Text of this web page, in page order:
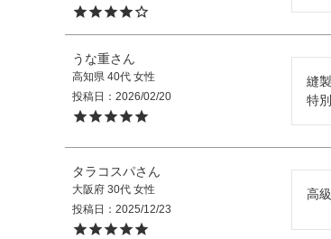
うな重
高知県 40代 女性
投稿日
2026/02/20
縫
特
タラコスパ
大阪府 30代 女性
投稿日
2025/12/23
高